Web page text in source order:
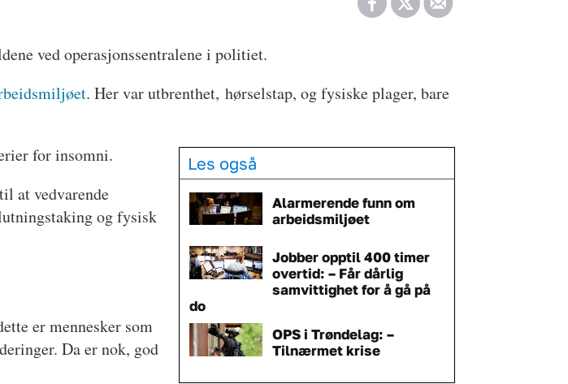
ved operasjonssentralene i politiet.
. Her var utbrenthet, hørselstap, og fysiske plager, bare
Les også
Alarmerende funn om
arbeidsmiljøet
Jobber opptil 400 timer
overtid: – Får dårlig
samvittighet for å gå på
do
OPS i Trøndelag: –
Tilnærmet krise
for insomni.
at vedvarende
og fysisk
er mennesker som
Da er nok, god